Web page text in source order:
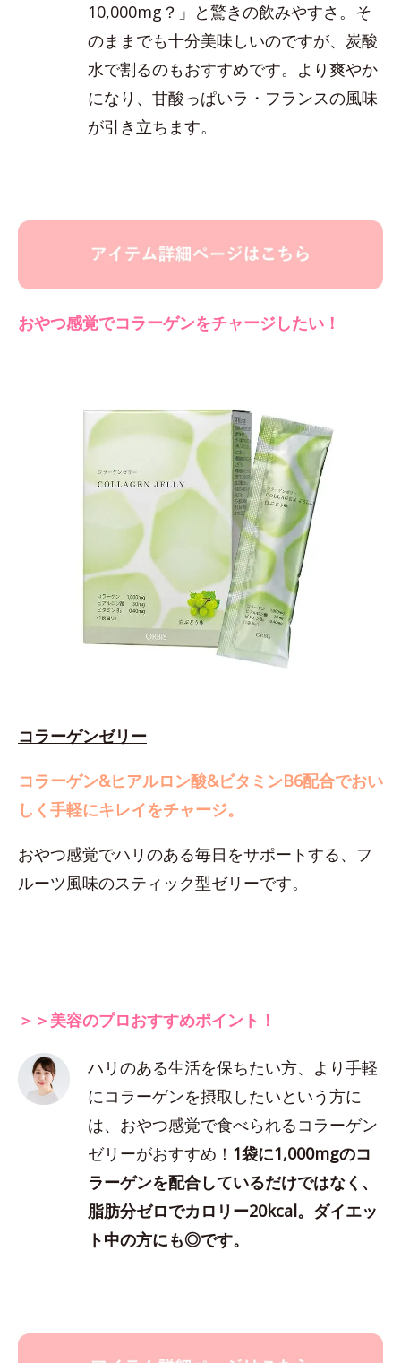
10,000mg？」と驚きの飲みやすさ。そ
のままでも十分美味しいのですが、炭酸
水で割るのもおすすめです。より爽やか
になり、甘酸っぱいラ・フランスの風味
が引き立ちます。
おやつ感覚でコラーゲンをチャージしたい！
コラーゲンゼリー
コラーゲン&ヒアルロン酸&ビタミンB6配合でおい
しく手軽にキレイをチャージ。
おやつ感覚でハリのある毎日をサポートする、フ
ルーツ風味のスティック型ゼリーです。
＞＞美容のプロおすすめポイント！
ハリのある生活を保ちたい方、より手軽
にコラーゲンを摂取したいという方に
は、おやつ感覚で食べられるコラーゲン
ゼリーがおすすめ！ 1袋に1,000mgのコ
ラーゲンを配合しているだけではなく、
脂肪分ゼロでカロリー20kcal。ダイエッ
ト中の方にも◎です。